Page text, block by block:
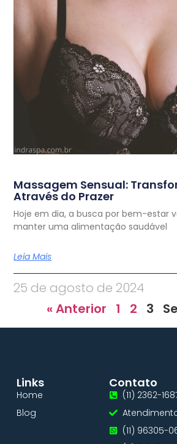
Massagem Sensual:
Através do Prazer
Hoje em dia, a busca por bem-estar
manter uma alimentação saudável
Leia Mais
25 de agosto de 2024
« Anterior
1 2 3
Links
Home
Blog
Contato
(11) 2362-
(11) 96305-